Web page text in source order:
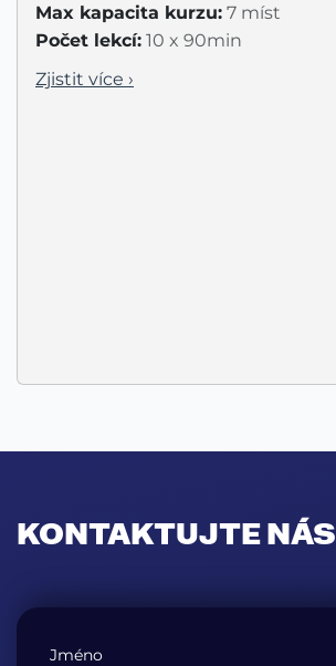
Max kapacita kurzu: 7 míst
Počet lekcí: 10 x 90min
Zjistit více ›
KONTAKTUJTE NÁS
Jméno